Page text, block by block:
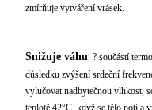
zmírňuje vytváření vrásek.
Snižuje váhu ? součástí
důsledku zvýšení srdeční
vylučovat nadbytečnou vlhkost,
teplotě 42°C, když se tělo potí a